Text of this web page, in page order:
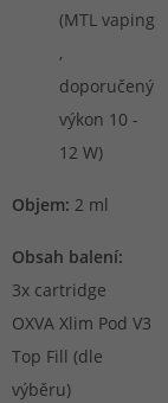
(MTL vaping
,
doporučený
výkon 10 -
12 W)
Objem: 2 ml
Obsah balení:
3x cartridge
OXVA Xlim Pod V3
Top Fill (dle
výběru)